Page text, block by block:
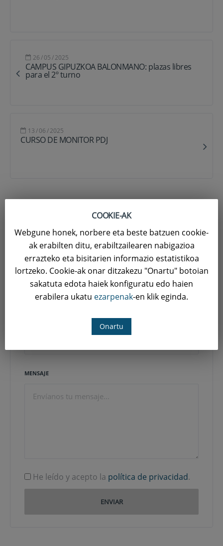
26/05/2025
CAMPUS GIPUZKOA BALONMANO: plazas libres
para el 2º turno
13/06/2025
CURSO DE MONITOR PDJ
CONTACTA CON LA FEDERACIÓN
NOMBRE
MENSAJE
He leído y acepto la política de privacidad.
COOKIE-AK
Webgune honek, norbere eta beste batzuen cookie-
ak erabilten ditu, erabiltzailearen nabigazioa
errazteko eta bisitarien informazio estatistikoa
lortzeko. Cookie-ak onar ditzakezu "Onartu" botoian
sakatuta edota haiek konfiguratu edo haien
erabilera ukatu ezarpenak-en klik eginda.
Onartu